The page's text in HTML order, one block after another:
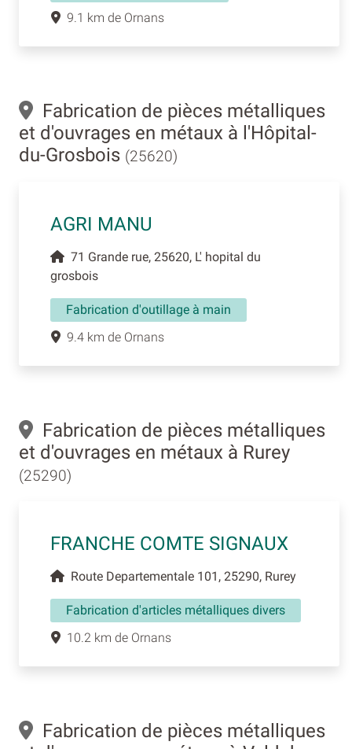
9.1 km de Ornans
Fabrication de pièces métalliques
et d'ouvrages en métaux à l'Hôpital-
du-Grosbois (25620)
AGRI MANU
71 Grande rue, 25620, L' hopital du
grosbois
Fabrication d'outillage à main
9.4 km de Ornans
Fabrication de pièces métalliques
et d'ouvrages en métaux à Rurey
(25290)
FRANCHE COMTE SIGNAUX
Route Departementale 101, 25290, Rurey
Fabrication d'articles métalliques divers
10.2 km de Ornans
Fabrication de pièces métalliques